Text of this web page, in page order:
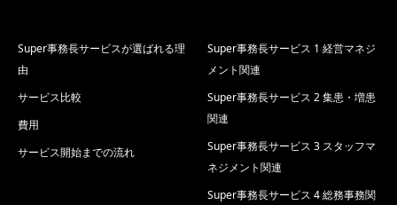
Super事務長サービスが選ばれる理
由
サービス比較
費用
サービス開始までの流れ
Super事務長サービス 1 経営マネジ
メント関連
Super事務長サービス 2 集患・増患
関連
Super事務長サービス 3 スタッフマ
ネジメント関連
Super事務長サービス 4 総務事務関